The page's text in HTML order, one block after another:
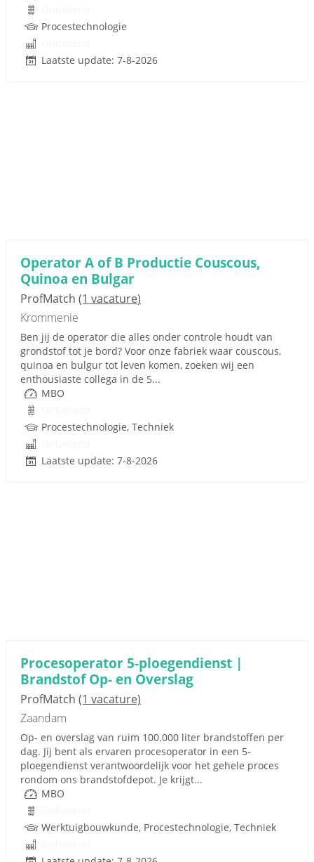
Procestechnologie
Laatste update: 7-8-2026
Operator A of B Productie Couscous,
Quinoa en Bulgar
ProfMatch (1 vacature)
Krommenie
Ben jij de operator die alles onder controle houdt van
grondstof tot je bord? Voor onze fabriek waar couscous,
quinoa en bulgur tot leven komen, zoeken wij een
enthousiaste collega in de 5...
MBO
Procestechnologie, Techniek
Laatste update: 7-8-2026
Procesoperator 5-ploegendienst |
Brandstof Op- en Overslag
ProfMatch (1 vacature)
Zaandam
Op- en overslag van ruim 100.000 liter brandstoffen per
dag. Jij bent als ervaren procesoperator in een 5-
ploegendienst verantwoordelijk voor het gehele proces
rondom ons brandstofdepot. Je krijgt...
MBO
Werktuigbouwkunde, Procestechnologie, Techniek